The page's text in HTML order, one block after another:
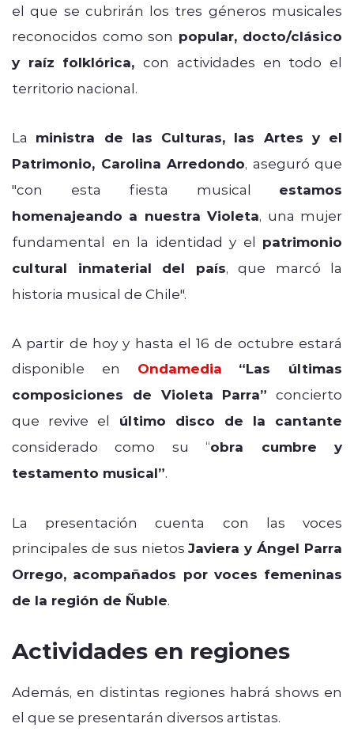
el que se cubrirán los tres géneros musicales
reconocidos como son popular, docto/clásico
y raíz folklórica,con actividades en todo el
territorio nacional.
La ministra de las Culturas, las Artes y el
Patrimonio, Carolina Arredondo, aseguró que
"con esta fiesta musical estamos
homenajeando a nuestra Violeta, una mujer
fundamental en la identidad y el patrimonio
cultural inmaterial del país, que marcó la
historia musical de Chile".
A partir de hoy y hasta el 16 de octubre estará
disponible en Ondamedia
“Las últimas
composiciones de Violeta Parra” concierto
que revive el
último disco de la cantante
considerado como su “obra cumbre y
testamento musical”.
La presentación cuenta con las voces
principales de sus nietosJaviera y Ángel Parra
Orrego, acompañados por voces femeninas
de la región de Ñuble.
Actividades en regiones
Además, en distintas regiones habrá shows en
el que se presentarán diversos artistas.